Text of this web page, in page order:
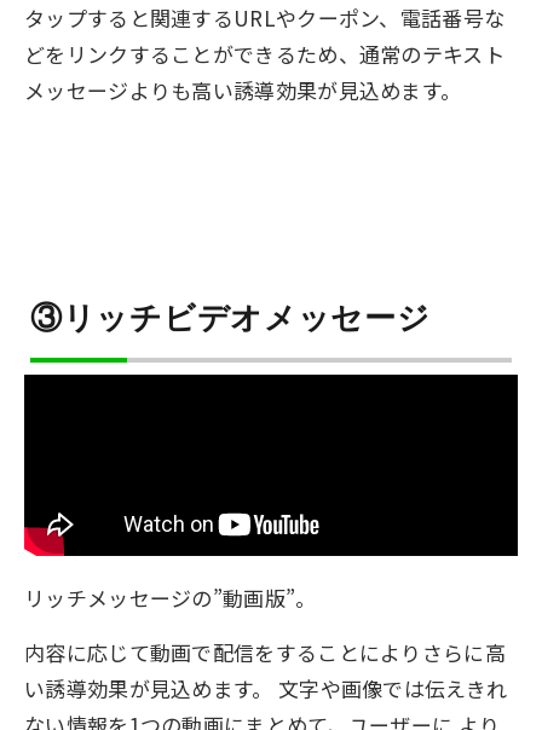
タップすると関連するURLやクーポン、電話番号な
どをリンクすることができるため、通常のテキスト
メッセージよりも高い誘導効果が見込めます。
③リッチビデオメッセージ
リッチメッセージの”動画版”。
内容に応じて動画で配信をすることによりさらに高
い誘導効果が見込めます。 文字や画像では伝えきれ